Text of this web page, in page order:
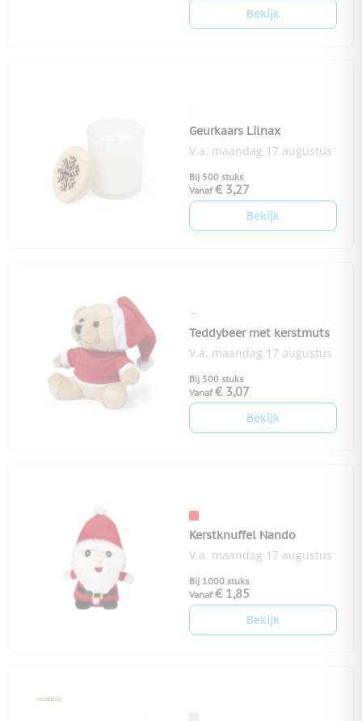
Bekijk
Geurkaars Lilnax
V.a. maandag 17 augustus
Bij 500 stuks
Vanaf € 3,27
Bekijk
Teddybeer met kerstmuts
V.a. maandag 17 augustus
Bij 500 stuks
Vanaf € 3,07
Bekijk
Kerstknuffel Nando
V.a. maandag 17 augustus
Bij 1000 stuks
Vanaf € 1,85
Bekijk